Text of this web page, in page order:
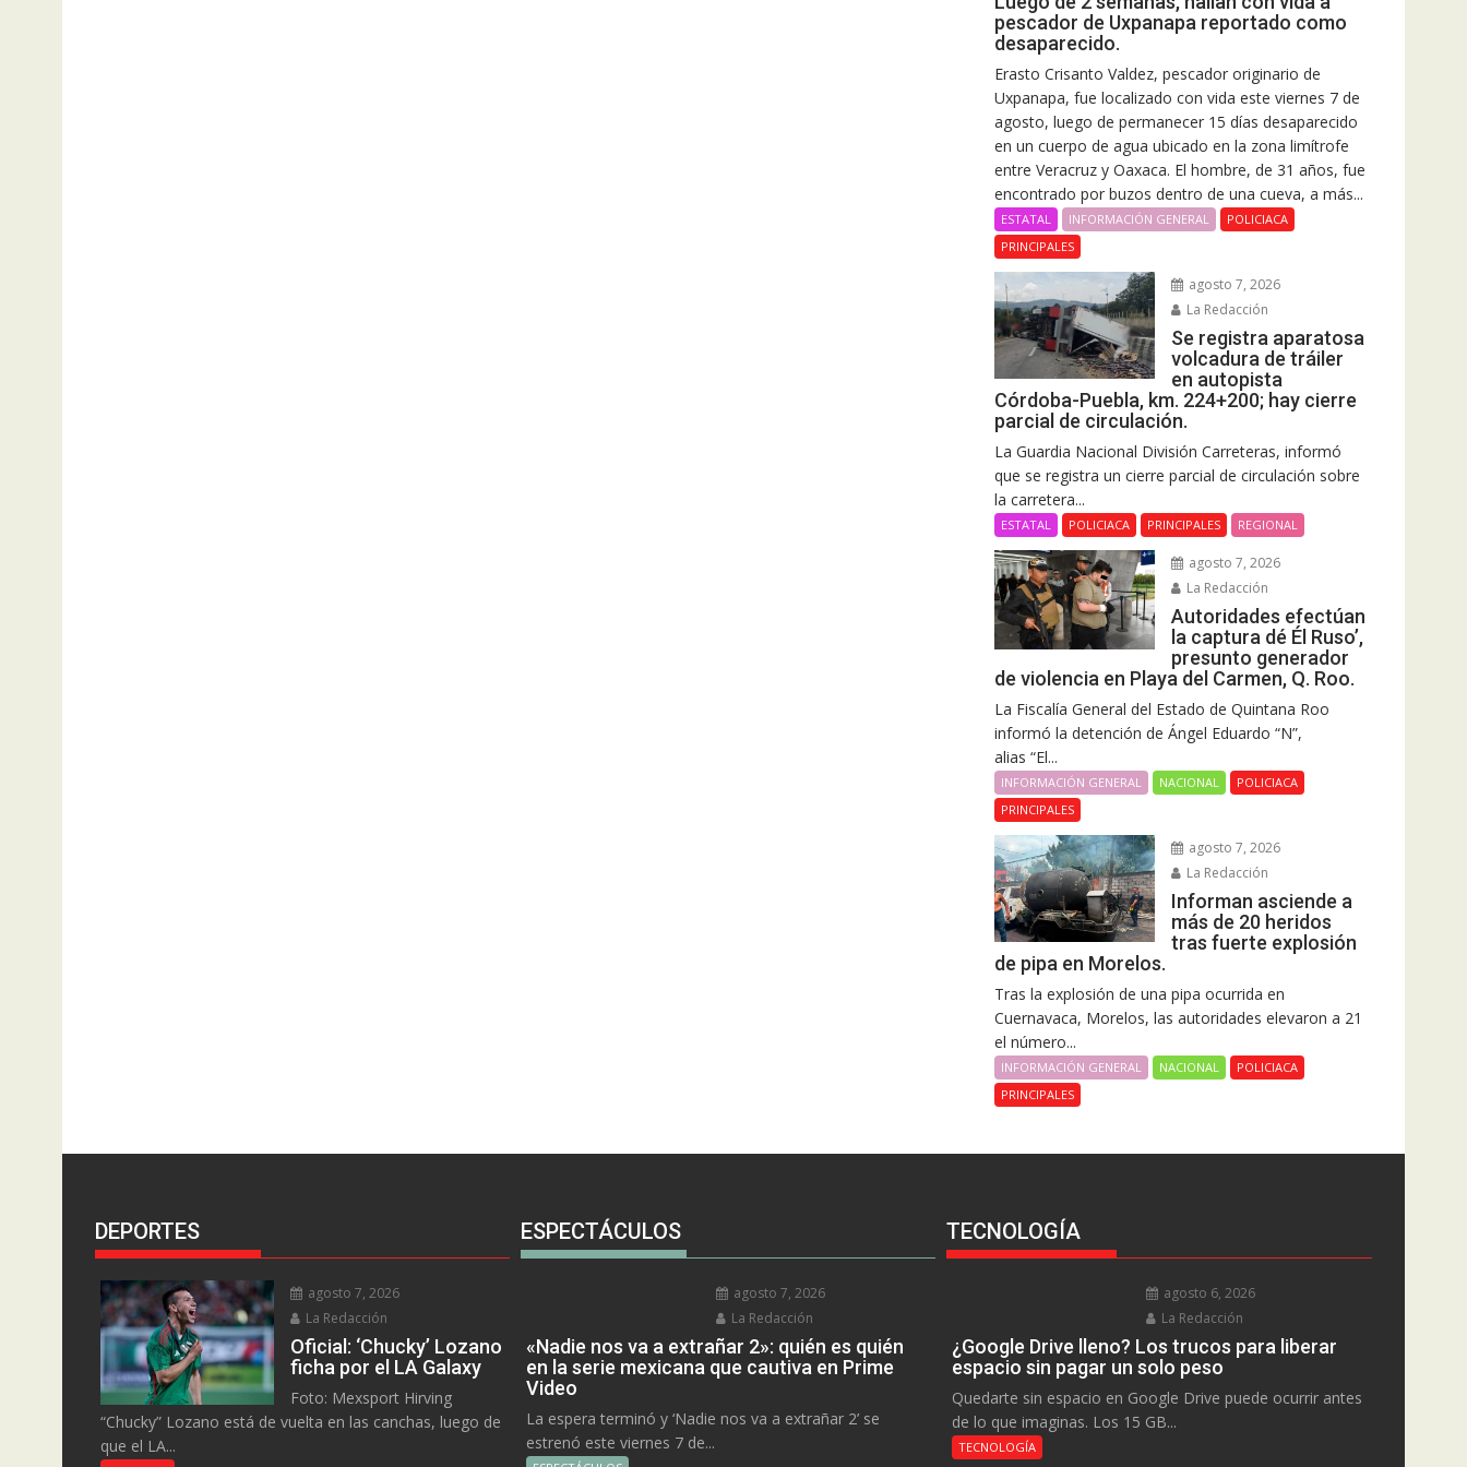
pescador de Uxpanapa reportado como
desaparecido.
Erasto Crisanto Valdez, pescador originario de
Uxpanapa, fue localizado con vida este viernes 7 de
agosto, luego de permanecer 15 días desaparecido
en un cuerpo de agua ubicado en la zona limítrofe
entre Veracruz y Oaxaca. El hombre, de 31 años, fue
encontrado por buzos dentro de una cueva, a más...
ESTATAL INFORMACIÓN GENERAL
POLICIACA
PRINCIPALES
agosto 7, 2026
La Redacción
Se registra aparatosa
volcadura de tráiler
en autopista
Córdoba-Puebla, km. 224+200; hay cierre
parcial de circulación.
La Guardia Nacional División Carreteras, informó
que se registra un cierre parcial de circulación sobre
la carretera...
ESTATAL POLICIACA PRINCIPALES REGIONAL
agosto 7, 2026
La Redacción
Autoridades efectúan
la captura dé Él Ruso’,
presunto generador
de violencia en Playa del Carmen, Q. Roo.
La Fiscalía General del Estado de Quintana Roo
informó la detención de Ángel Eduardo “N”,
alias “El...
INFORMACIÓN GENERAL NACIONAL
POLICIACA
PRINCIPALES
agosto 7, 2026
La Redacción
Informan asciende a
más de 20 heridos
tras fuerte explosión
de pipa en Morelos.
Tras la explosión de una pipa ocurrida en
Cuernavaca, Morelos, las autoridades elevaron a 21
el número...
INFORMACIÓN GENERAL NACIONAL
POLICIACA
PRINCIPALES
DEPORTES
agosto 7, 2026
La Redacción
Oficial: ‘Chucky’ Lozano
ficha por el LA Galaxy
Foto: Mexsport Hirving
“Chucky” Lozano está de vuelta en las canchas, luego de
que el LA...
ESPECTÁCULOS
agosto 7, 2026
La Redacción
«Nadie nos va a extrañar 2»: quién es quién
en la serie mexicana que cautiva en Prime
Video
La espera terminó y ‘Nadie nos va a extrañar 2’ se
estrenó este viernes 7 de...
TECNOLOGÍA
agosto 6, 2026
La Redacción
¿Google Drive lleno? Los trucos para liberar
espacio sin pagar un solo peso
Quedarte sin espacio en Google Drive puede ocurrir antes
de lo que imaginas. Los 15 GB...
TECNOLOGÍA